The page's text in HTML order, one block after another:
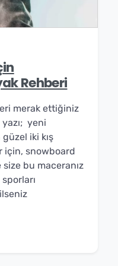
Rehberi
merak ettiğiniz
yeni
iki kış
için, snowboard
bu maceranız